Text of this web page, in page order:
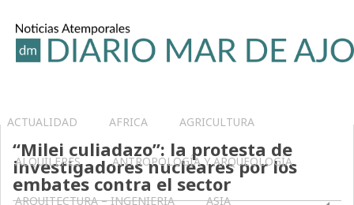
ACTUALIDAD AFRICA AGRICULTURA
ALQUILERES ANTROPOLOGÍA Y ARQUEOLOGÍA
ARQUITECTURA – INGENIERIA ASIA
“Milei culiadazo”: la protesta de
investigadores nucleares por los
embates contra el sector